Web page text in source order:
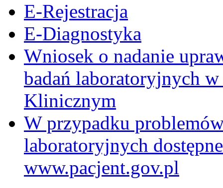
E-Rejestracja
E-Diagnostyka
Wniosek o nadanie
badań laboratoryjnych
Klinicznym
W przypadku
laboratoryjnych
www.pacjent.gov.pl